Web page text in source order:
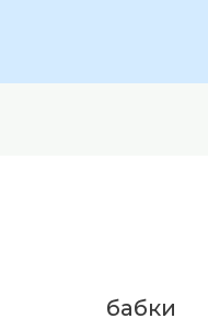
бабки